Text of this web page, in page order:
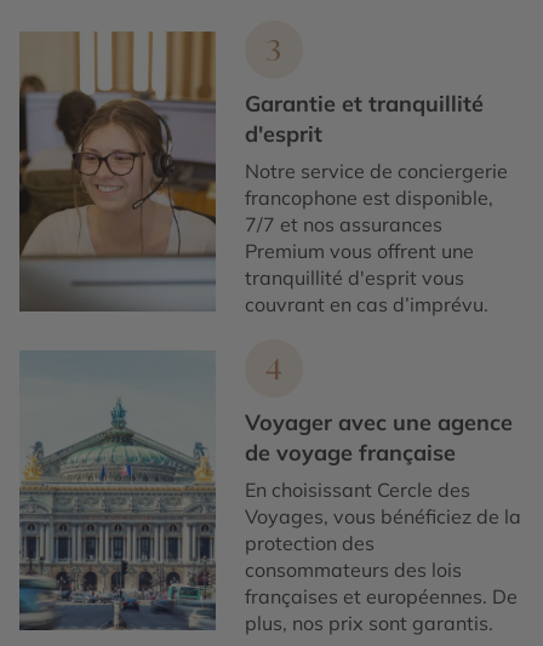
3
Garantie et tranquillité
d'esprit
Notre service de conciergerie
francophone est disponible,
7/7 et nos assurances
Premium vous offrent une
tranquillité d'esprit vous
couvrant en cas d’imprévu.
4
Voyager avec une agence
de voyage française
En choisissant Cercle des
Voyages, vous bénéficiez de la
protection des
consommateurs des lois
françaises et européennes. De
plus, nos prix sont garantis.